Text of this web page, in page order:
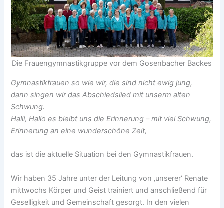
Die Frauengymnastikgruppe vor dem Gosenbacher Backes
Gymnastikfrauen so wie wir, die sind nicht ewig jung,
dann singen wir das Abschiedslied mit unserm alten
Schwung.
Halli, Hallo es bleibt uns die Erinnerung – mit viel Schwung,
Erinnerung an eine wunderschöne Zeit,
das ist die aktuelle Situation bei den Gymnastikfrauen.
Wir haben 35 Jahre unter der Leitung von ‚unserer‘ Renate
mittwochs Körper und Geist trainiert und anschließend für
Geselligkeit und Gemeinschaft gesorgt. In den vielen